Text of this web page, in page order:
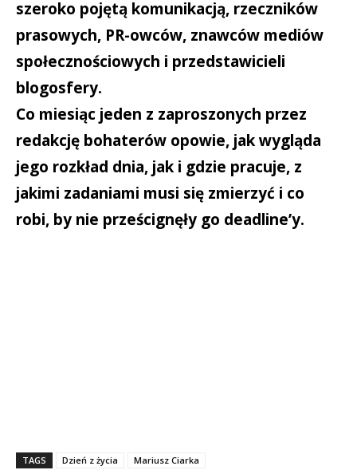
szeroko pojętą komunikacją, rzeczników
prasowych, PR-owców, znawców mediów
społecznościowych i przedstawicieli
blogosfery.
Co miesiąc jeden z zaproszonych przez
redakcję bohaterów opowie, jak wygląda
jego rozkład dnia, jak i gdzie pracuje, z
jakimi zadaniami musi się zmierzyć i co
robi, by nie prześcignęły go deadline’y.
TAGS Dzień z życia Mariusz Ciarka